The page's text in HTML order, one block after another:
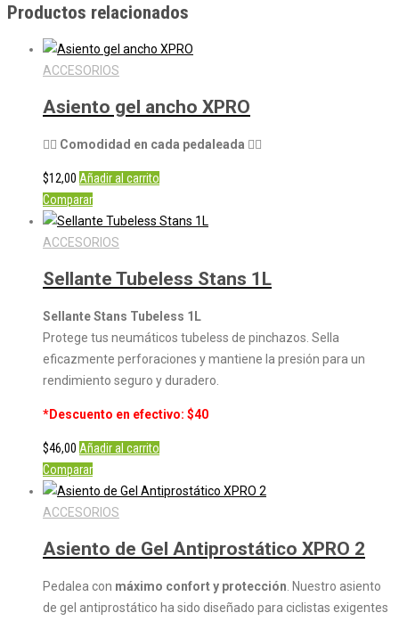
Productos relacionados
ACCESORIOS
Asiento gel ancho XPRO
🚴‍♀️ Comodidad en cada pedaleada 🚴‍♀️
$12,00 Añadir al carrito
Comparar
ACCESORIOS
Sellante Tubeless Stans 1L
Sellante Stans Tubeless 1L
Protege tus neumáticos tubeless de pinchazos. Sella
eficazmente perforaciones y mantiene la presión para un
rendimiento seguro y duradero.
*Descuento en efectivo: $40
$46,00 Añadir al carrito
Comparar
ACCESORIOS
Asiento de Gel Antiprostático XPRO 2
Pedalea con máximo confort y protección . Nuestro asiento
de gel antiprostático ha sido diseñado para ciclistas exigentes